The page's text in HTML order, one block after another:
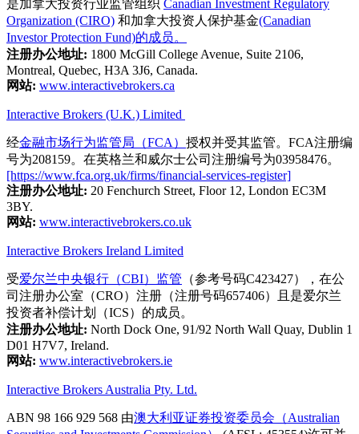
是加拿大投资行业监管组织 Canadian Investment Regulatory
Organization (CIRO) 和加拿大投资人保护基金(Canadian
Investor Protection Fund)的成员。
注册办公地址: 1800 McGill College Avenue, Suite 2106,
Montreal, Quebec, H3A 3J6, Canada.
网站: www.interactivebrokers.ca
Interactive Brokers (U.K.) Limited
经金融市场行为监管局（FCA） 授权并受其监管。FCA注册编
号为208159。在英格兰和威尔士公司注册编号为03958476。
[https://www.fca.org.uk/firms/financial-services-register]
注册办公地址: 20 Fenchurch Street, Floor 12, London EC3M
3BY.
网站: www.interactivebrokers.co.uk
Interactive Brokers Ireland Limited
受爱尔兰中央银行（CBI）监管 （参考号码C423427），在公
司注册办公室（CRO）注册（注册号码657406）且是爱尔兰
投资者补偿计划（ICS）的成员。
注册办公地址: North Dock One, 91/92 North Wall Quay, Dublin 1
D01 H7V7, Ireland.
网站: www.interactivebrokers.ie
Interactive Brokers Australia Pty. Ltd.
ABN 98 166 929 568 由澳大利亚证券投资委员会（Australian